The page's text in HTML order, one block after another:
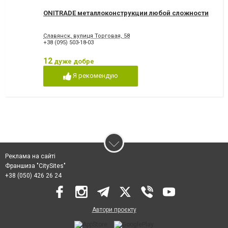
ONITRADE металлоконструкции любой сложности
Славянск, вулиця Торговая, 58
+38 (095) 503-18-03
12 дуже добре
Я рекомендую
Реклама на сайті
Франшиза "CitySites"
+38 (050) 426 26 24
Автори проєкту